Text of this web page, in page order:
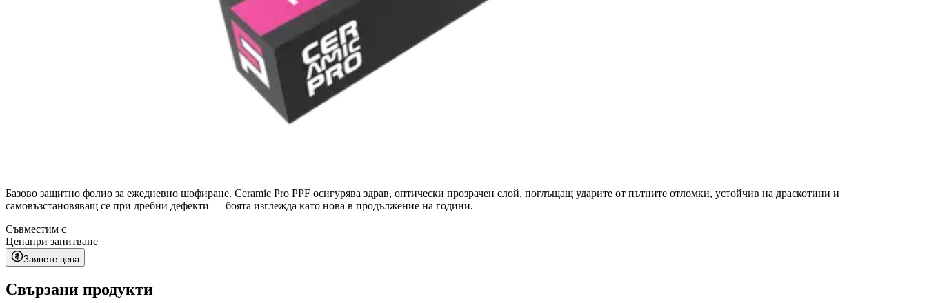
Базово защитно фолио за ежедневно шофиране. Ceramic Pro PPF осигурява здрав, оптически прозрачен слой, поглъщащ ударите от пътните отломки, устойчив на драскотини и
самовъзстановяващ се при дребни дефекти — боята изглежда като нова в продължение на години.
Съвместим с
Ценапри запитване
Заявете цена
Свързани продукти